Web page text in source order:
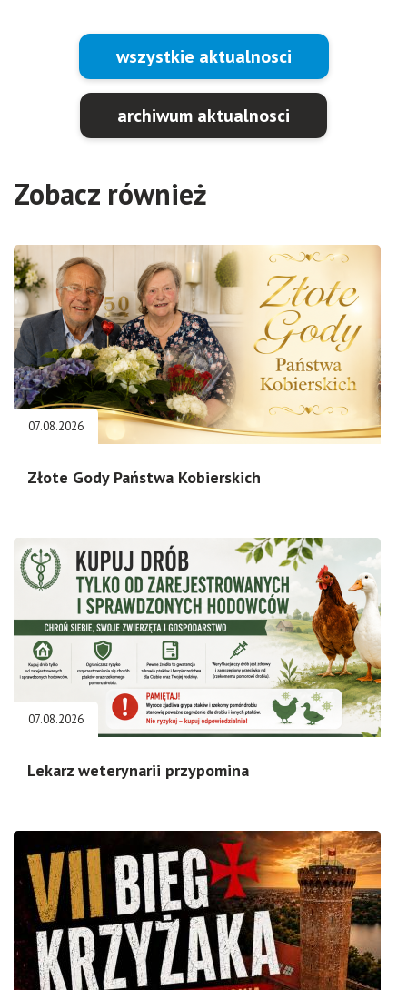
wszystkie aktualnosci
archiwum aktualnosci
Zobacz również
07.08.2026
Złote Gody Państwa Kobierskich
07.08.2026
Lekarz weterynarii przypomina